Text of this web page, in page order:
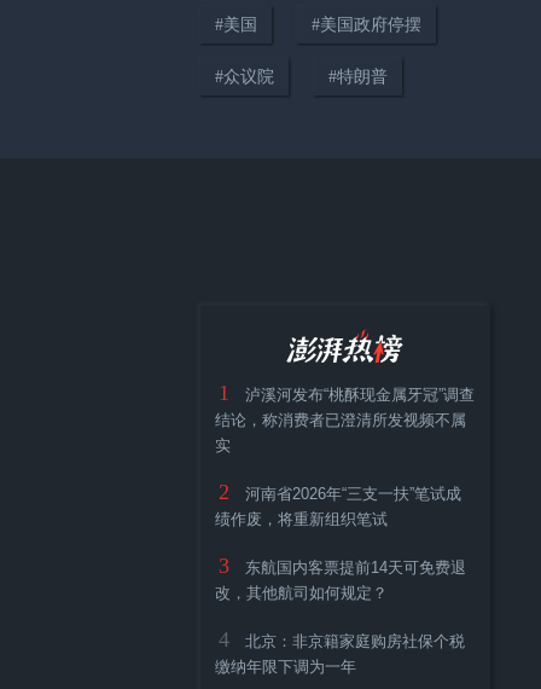
00:43
特朗普：伊朗总是跳出来否认在
与美国谈判，这就尴尬了
#美国 #美国政府停摆
#众议院 #特朗普
1
泸溪河发布“桃酥现金属牙冠”调查
结论，称消费者已澄清所发视频不属
实
2
河南省2026年“三支一扶”笔试成
绩作废，将重新组织笔试
3
东航国内客票提前14天可免费退
改，其他航司如何规定？
4
北京：非京籍家庭购房社保个税
缴纳年限下调为一年